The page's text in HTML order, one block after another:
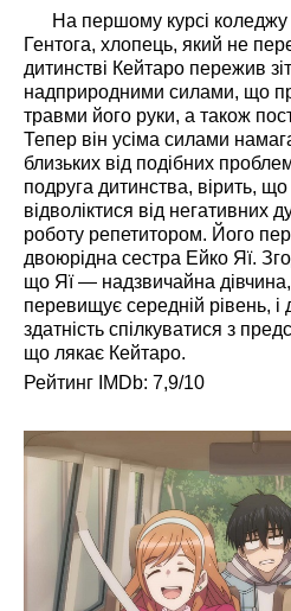
На першому курсі коледжу
Гентога, хлопець, який не
дитинстві Кейтаро пережив
надприродними силами, що
травми його руки, а також
Тепер він усіма силами
близьких від подібних
подруга дитинства, вірить,
відволіктися від негативних
роботу репетитором. Його
двоюрідна сестра Ейко Яї.
що Яї — надзвичайна дівчина,
перевищує середній рівень,
здатність спілкуватися з
що лякає Кейтаро.
Рейтинг IMDb: 7,9/10